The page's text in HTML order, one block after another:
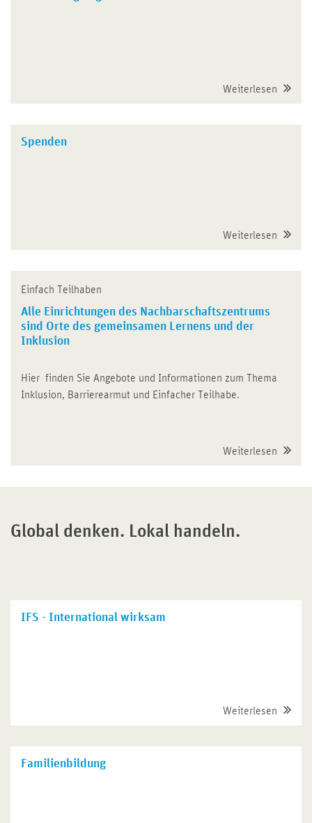
Weiterlesen
Spenden
Weiterlesen
Einfach Teilhaben
Alle Einrichtungen des Nachbarschaftszentrums
sind Orte des gemeinsamen Lernens und der
Inklusion
Hier finden Sie Angebote und Informationen zum Thema
Inklusion, Barrierearmut und Einfacher Teilhabe.
Weiterlesen
Global denken. Lokal handeln.
IFS - International wirksam
Weiterlesen
Familienbildung